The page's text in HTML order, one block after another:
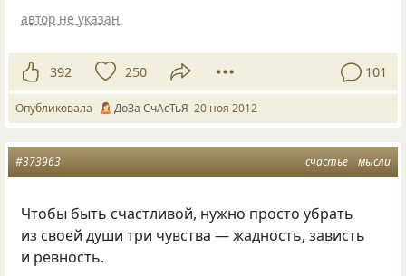
автор не указан
392 250 101
Опубликовала ДоЗа СчАсТьЯ 20 ноя 2012
счастье мысли
#373963
Чтобы быть счастливой, нужно просто убрать
из своей души три чувства — жадность, зависть
и ревность.